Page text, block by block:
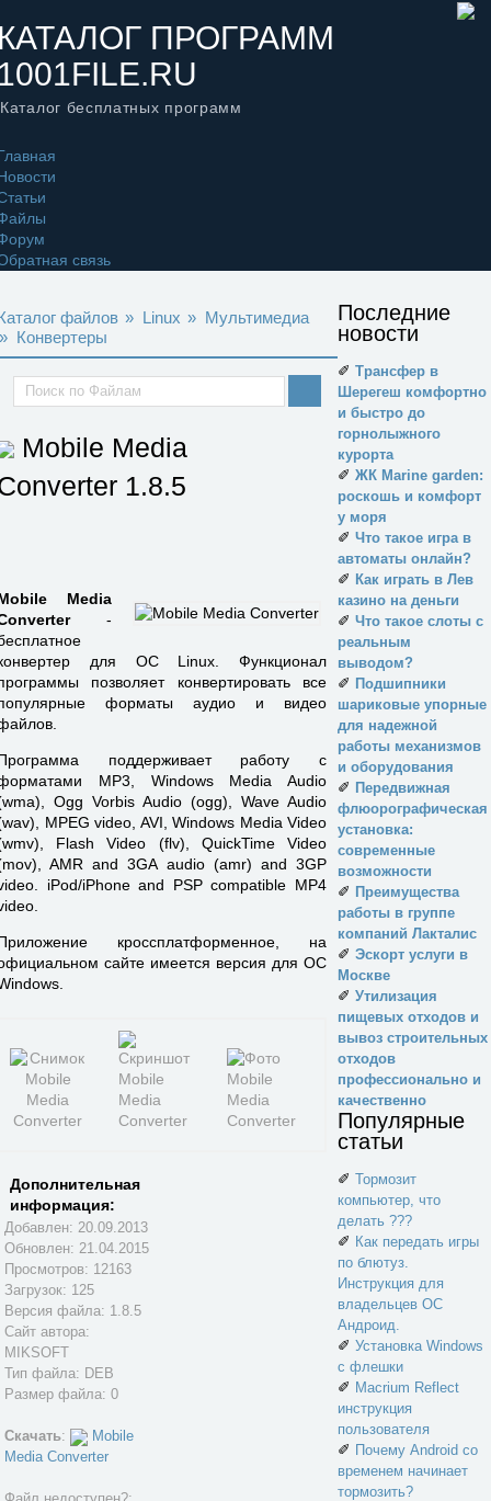
ПРОГРАММ
Каталог бесплатных программ
связь
файлов » Linux » Мультимедиа
» Конвертеры
Mobile Media
1.8.5
Media
-
для ОС Linux. Функционал
позволяет конвертировать все
форматы аудио и видео
поддерживает работу с
MP3, Windows Media Audio
Ogg Vorbis Audio (ogg), Wave Audio
MPEG video, AVI, Windows Media Video
Flash Video (flv), QuickTime Video
AMR and 3GA audio (amr) and 3GP
iPod/iPhone and PSP compatible MP4
кроссплатформенное, на
сайте имеется версия для ОС
Дополнительная
информация:
Добавлен: 20.09.2013
Обновлен: 21.04.2015
Просмотров: 12163
Загрузок: 125
Версия файла: 1.8.5
Сайт автора:
MIKSOFT
Тип файла: DEB
Размер файла: 0
Скачать:
Mobile
Media Converter
Последние
новости
✐ Трансфер в
Шерегеш комфортно
и быстро до
горнолыжного
курорта
✐ ЖК Marine garden:
роскошь и комфорт
у моря
✐ Что такое игра в
автоматы онлайн?
✐ Как играть в Лев
казино на деньги
✐ Что такое слоты с
реальным
выводом?
✐ Подшипники
шариковые упорные
для надежной
работы механизмов
и оборудования
✐ Передвижная
флюорографическая
установка:
современные
возможности
✐ Преимущества
работы в группе
компаний Лакталис
✐ Эскорт услуги в
Москве
✐ Утилизация
пищевых отходов и
вывоз строительных
отходов
профессионально и
качественно
Популярные
статьи
✐ Тормозит
компьютер, что
делать ???
✐ Как передать игры
по блютуз.
Инструкция для
владельцев ОС
Андроид.
✐ Установка Windows
с флешки
✐ Macrium Reflect
инструкция
пользователя
✐ Почему Android со
временем начинает
тормозить?